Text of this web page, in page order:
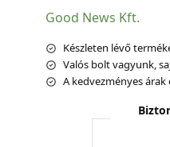
Good News Kft.
Készleten lévő
Valós bolt vagyunk,
A kedvezményes